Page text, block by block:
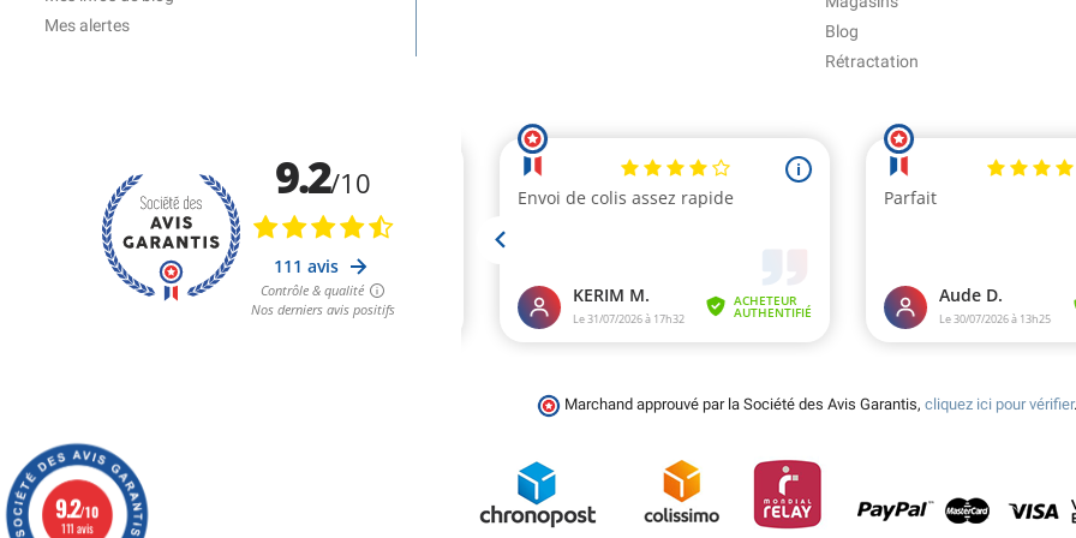
Mes alertes
Blog
Rétractation
Marchand approuvé par la Société des Avis Garantis, cliquez ici pour vérifier.
9.2/10
111 avis